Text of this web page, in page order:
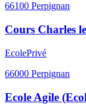
66100 Perpignan
Cours Charles
EcolePrivé
66000 Perpignan
Ecole Agile